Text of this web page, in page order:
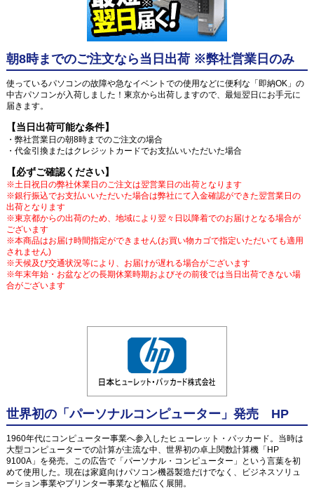
朝8時までのご注文なら当日出荷 ※弊社営業日のみ
使っているパソコンの故障や急なイベントでの使用などに便利な「即納OK」の
中古パソコンが入荷しました！東京から出荷しますので、最短翌日にお手元に
届きます。
【当日出荷可能な条件】
・弊社営業日の朝8時までのご注文の場合
・代金引換またはクレジットカードでお支払いいただいた場合
【必ずご確認ください】
※土日祝日の弊社休業日のご注文は翌営業日の出荷となります
※銀行振込でお支払いいただいた場合は弊社にて入金確認ができた翌営業日の
出荷となります
※東京都からの出荷のため、地域により翌々日以降着でのお届けとなる場合が
ございます
※本商品はお届け時間指定ができません(お買い物カゴで指定いただいても適用
されません)
※天候及び交通状況等により、お届けが遅れる場合がございます
※年末年始・お盆などの長期休業時期およびその前後では当日出荷できない場
合がございます
世界初の「パーソナルコンピューター」発売 HP
1960年代にコンピューター事業へ参入したヒューレット・パッカード。当時は
大型コンピューターでの計算が主流な中、世界初の卓上関数計算機「HP
9100A」を発売。この広告で「パーソナル・コンピューター」という言葉を初
めて使用した。現在は家庭向けパソコン機器製造だけでなく、ビジネスソリュ
ーション事業やプリンター事業など幅広く展開。